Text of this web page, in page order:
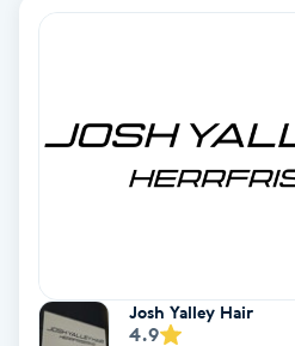
Josh Yalley Hair
4.9